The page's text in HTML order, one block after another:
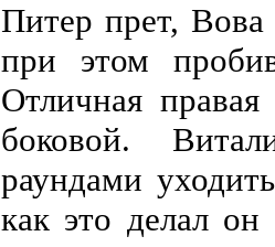
Питер прет,
при этом
Отличная
боковой.
раундами
как это делал